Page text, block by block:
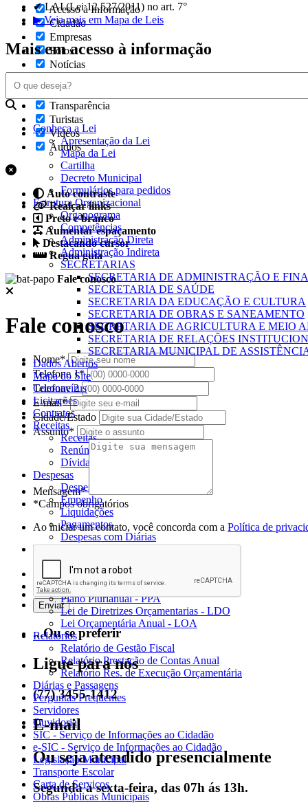
Acesso à Informação
Cidadão
Empresas
Fotos
Notícias
Servidor
Transparência
Turistas
Videos
Áudios
Auto contraste
Realçar links
Preto e branco
Aumentar espaçamento
Destacando cursor
Regua guia
Fale conosco
Fale conosco
Nome*
Telefone 1*
Telefone 2
E-mail*
Cidade/Estado
Assunto*
Mensagem*
*Campos obrigatórios
Ao iniciar um contato, você concorda com a Política de
...Ou se preferir
Ligue para nós
(77) 3455-1412
E-mail
Ou seja atendido presencialmente
Segunda a sexta-feira, das 07h ás 13h.
✔ LAI (Lei 12.527/2011) no art. 7°
▶ Veja mais em Mapa de Leis
Mais em acesso à informação
Conheça a Lei
Apresentação da Lei
Mapa da Lei
Cartilha
Decreto Municipal
Formulários para pedidos
Estrutura Organizacional
Organograma
Competências
Administração Direta
Administração Indireta
SECRETARIAS
SECRETARIA DE ADMINISTRAÇÃO E
SECRETARIA DE SAÚDE
SECRETARIA DA EDUCAÇÃO E CULTURA
SECRETARIA DE OBRAS E SANEAMENTO
SECRETARIA DE AGRICULTURA E MEIO
SECRETARIA DE RELAÇÕES
SECRETARIA MUNICIPAL DE
Dados Abertos
Mapa do Site
Coronavírus
Licitações
Contratos
Receitas
Receitas
Renúncia de Receitas
Dívida Ativa
Despesas
Despesas
Empenho
Liquidações
Pagamentos
Despesas com Diárias
Repasses
Convênios Recebidos
Programas e Projetos
Instrumentos de Planejamento
Plano Plurianual - PPA
Lei de Diretrizes Orçamentarias - LDO
Lei Orçamentária Anual - LOA
Relatórios
Relatório de Gestão Fiscal
Relatório Prestação de Contas Anual
Relatório Res. de Execução Orçamentária
Diárias e Passagens
Perguntas Frequentes
Servidores
Ouvidoria
SIC - Serviço de Informações ao Cidadão
e-SIC - Serviço de Informações ao Cidadão
Legislação Municipal
Transporte Escolar
Carta de Serviços
Obras Públicas Municipais